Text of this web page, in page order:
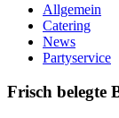
Allgemein
Catering
News
Partyservice
Frisch belegte